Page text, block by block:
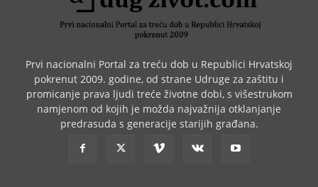
Prvi nacionalni Portal za treću dob u Republici Hrvatskoj
pokrenut 2009. godine, od strane Udruge za zaštitu i
promicanje prava ljudi treće životne dobi, s višestrukom
namjenom od kojih je možda najvažnija otklanjanje
predrasuda s generacije starijih građana.